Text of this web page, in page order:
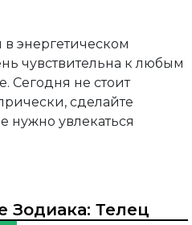
энергетическом
чувствительна к любым
Сегодня не стоит
сделайте
нужно увлекаться
Зодиака: Телец